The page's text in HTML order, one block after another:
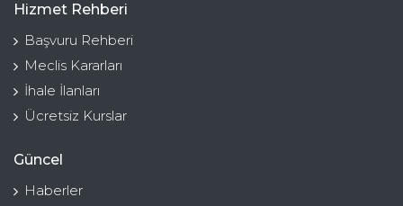
Hizmet Rehberi
Başvuru Rehberi
Meclis Kararları
İhale İlanları
Ücretsiz Kurslar
Güncel
Haberler